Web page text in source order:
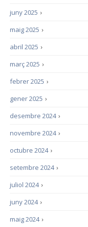
›
juny 2025
›
maig 2025
›
abril 2025
›
març 2025
›
febrer 2025
›
gener 2025
›
desembre 2024
›
novembre 2024
›
octubre 2024
›
setembre 2024
›
juliol 2024
›
juny 2024
›
maig 2024